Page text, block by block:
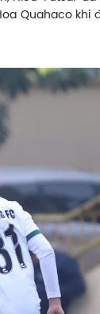
Quahaco